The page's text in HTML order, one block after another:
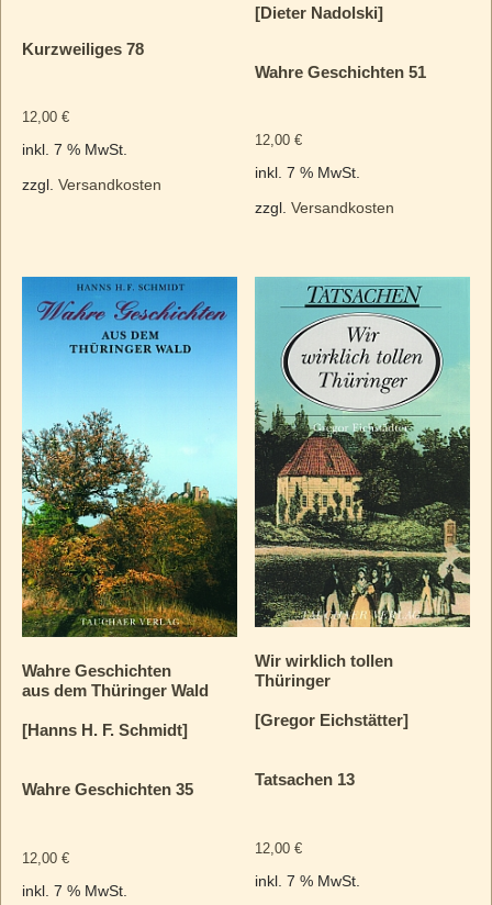
Kurzweiliges 78
12,00 €
inkl. 7 % MwSt.
zzgl. Versandkosten
[Dieter Nadolski]
Wahre Geschichten 51
12,00€
inkl. 7 % MwSt.
zzgl.Versandkosten
Wahre Geschichten
aus dem Thüringer Wald
[Hanns H. F. Schmidt]
Wahre Geschichten 35
12,00 €
inkl. 7 % MwSt.
Wir wirklich tollen
Thüringer
[Gregor Eichstätter]
Tatsachen 13
12,00€
inkl. 7 % MwSt.